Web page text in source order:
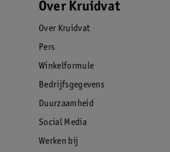
Over Kruidvat
Over Kruidvat
Pers
Winkelformule
Bedrijfsgegevens
Duurzaamheid
Social Media
Werken bij